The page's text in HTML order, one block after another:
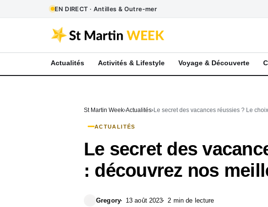
EN DIRECT · Antilles & Outre-mer
Actualités Activités & Lifestyle Voyage & Découverte
St Martin Week Actualités Le secret des vacances réussies ? Le
ACTUALITÉS
Le secret des
: découvrez nos
Gregory 13 août 2023 2 min de lecture